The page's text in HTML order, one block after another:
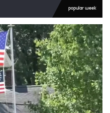
popular week